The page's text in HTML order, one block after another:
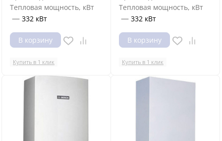
Тепловая мощность, кВт
— 332 кВт
В корзину
Купить в 1 клик
Тепловая мощность, кВт
— 332 кВт
В корзину
Купить в 1 клик